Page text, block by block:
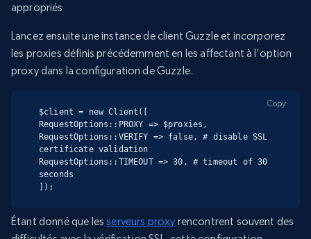
appropriés
Lancez ensuite une instance de client Guzzle et incorporez
les proxies définis précédemment en les affectant à l’option
proxy dans la configuration de Guzzle.
$client = new Client([
RequestOptions::PROXY => $proxies,
RequestOptions::VERIFY => false, # disable SSL
certificate validation
RequestOptions::TIMEOUT => 30, # timeout of 30
seconds
]);
Copy
Étant donné que lesserveurs proxyrencontrent souvent des